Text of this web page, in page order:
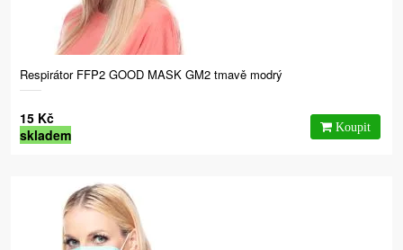
Respirátor FFP2 GOOD MASK GM2 tmavě modrý
15 Kč
skladem